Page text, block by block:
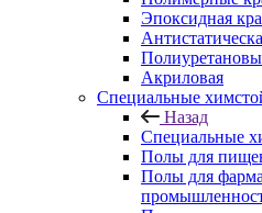
Эпоксидная
Акриловая
Специальные
Назад
Специальные
Полы для
Полы для